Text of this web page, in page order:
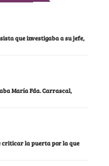
que investigaba a su jefe,
María Fda. Carrascal,
criticar la puerta por la que